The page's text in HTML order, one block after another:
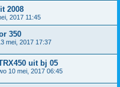
2008
2017 11:45
350
mei, 2017 17:37
uit bj 05
10 mei, 2017 06:45